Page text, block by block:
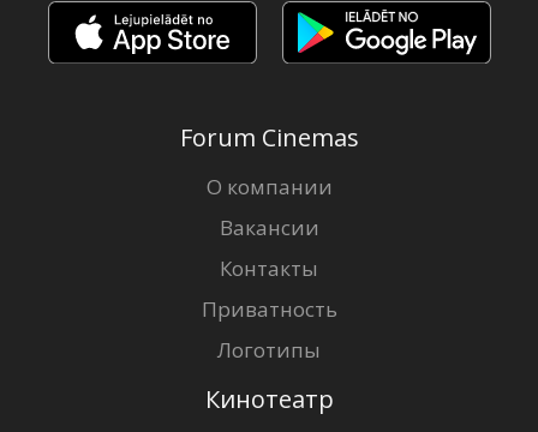
Forum Cinemas
О компании
Вакансии
Контакты
Приватность
Логотипы
Кинотеатр